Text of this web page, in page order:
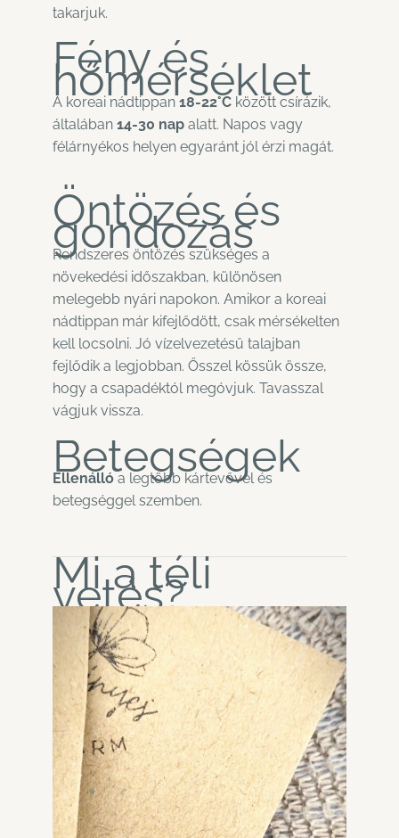
takarjuk.
Fény és
hőmérséklet
A koreai nádtippan 18-22°C között csírázik,
általában 14-30 nap alatt. Napos vagy
félárnyékos helyen egyaránt jól érzi magát.
Öntözés és
gondozás
Rendszeres öntözés szükséges a
növekedési időszakban, különösen
melegebb nyári napokon. Amikor a koreai
nádtippan már kifejlődött, csak mérsékelten
kell locsolni. Jó vízelvezetésű talajban
fejlődik a legjobban. Ősszel kössük össze,
hogy a csapadéktól megóvjuk. Tavasszal
vágjuk vissza.
Betegségek
Ellenálló a legtöbb kártevővel és
betegséggel szemben.
Mi a téli
vetés?